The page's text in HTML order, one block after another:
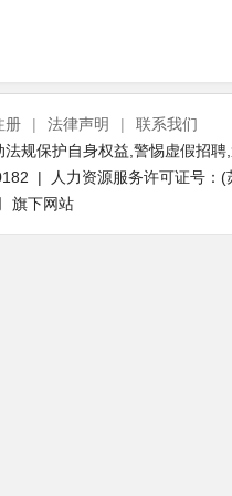
册 | 法律声明 |
联系我们
规保护自身权益,警惕虚假招聘
| 人力资源服务许可证号：
旗下网站